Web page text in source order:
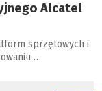
Alcatel
sprzętowych i
…